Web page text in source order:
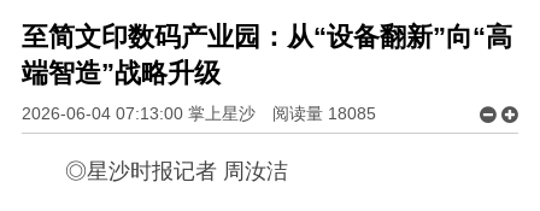
至简文印数码产业园：从“设备翻新”向“高
端智造”战略升级
2026-06-04 07:13:00 掌上星沙 阅读量 18085
◎星沙时报记者 周汝洁